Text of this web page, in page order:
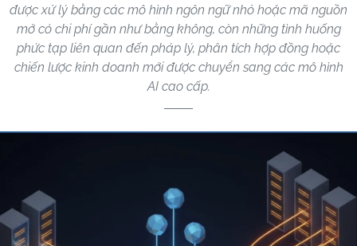
được xử lý bằng các mô hình ngôn ngữ nhỏ hoặc mã nguồn
mở có chi phí gần như bằng không, còn những tình huống
phức tạp liên quan đến pháp lý, phân tích hợp đồng hoặc
chiến lược kinh doanh mới được chuyển sang các mô hình
AI cao cấp.